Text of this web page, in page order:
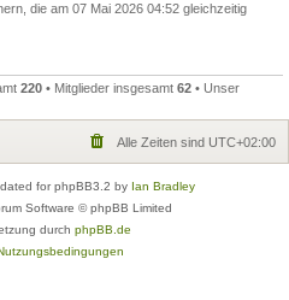
die am 07 Mai 2026 04:52 gleichzeitig
220 • Mitglieder insgesamt 62 • Unser
Alle Zeiten sind UTC+02:00
for phpBB3.2 by Ian Bradley
Software © phpBB Limited
durch phpBB.de